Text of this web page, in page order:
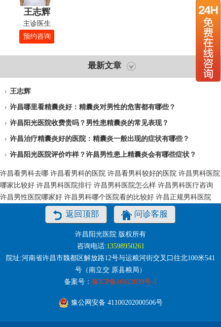
王志辉
主诊医生
预约咨询
最新文章
王志辉
许昌哪里看精囊炎好：精囊炎对男性的危害都有哪些？
许昌阳光医院收费贵吗？男性患精囊炎的常见表现？
许昌治疗精囊炎好的医院：精囊炎一般出现的症状有哪些？
许昌阳光医院评价咋样？许昌男性患上精囊炎会有哪些症状？
许昌看男科去哪 许昌看男科的医院 许昌看男科较好的医院 许昌男科医院
哪家比较好 许昌男科医院排行 许昌男科医院怎么样 许昌男科医疗咨询
许昌男性医院哪家好 许昌男科哪个医院看的比较好 许昌正规男科医院
返回顶部 问诊客服
许昌阳光医院 版权所有
咨询电话:13598950261
院址:河南省许昌市魏都区解放路12号与运粮河街交叉口往北100米541
号（南立交 原县粮局）
备案号： 豫ICP备16022839号-1
豫公网安备 41100202000506号